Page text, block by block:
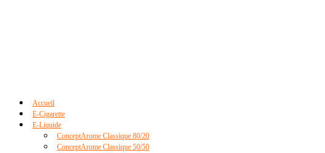
Accueil
E-Cigarette
E-Liquide
ConceptArome Classique 80/20
ConceptArome Classique 50/50